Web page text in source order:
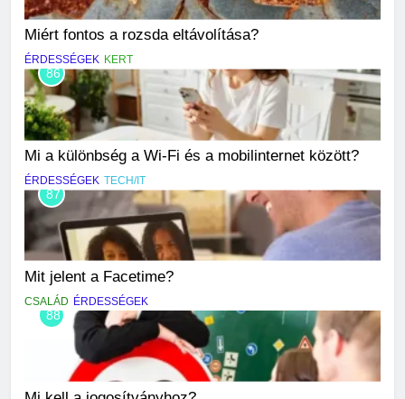
Miért fontos a rozsda eltávolítása?
ÉRDESSÉGEK KERT
86
Mi a különbség a Wi-Fi és a mobilinternet között?
ÉRDESSÉGEK TECH/IT
87
Mit jelent a Facetime?
CSALÁD ÉRDESSÉGEK
88